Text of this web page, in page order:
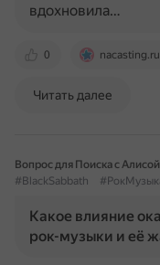
0 nacasting.ru
вдохновила…
Читать далее
Вопрос для Поиска с Алисой
#BlackSabbath
Какое влияние
рок-музыки и её